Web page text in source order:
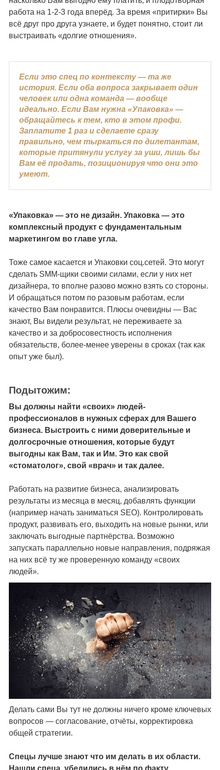
работа на 1-2-3 года вперёд. За время «притирки» Вы
всё друг про друга узнаете, и будет понятно, стоит ли
выстраивать «долгие отношения».
Если это спец по контексту — та же
история. Если оба вопроса закрывает один
человек или одна команда — вообще
идеально. Если Вам нужна «Упаковка» —
обращайтесь к тем, кто в этом профи.
Заплатите 1 раз и сделаете сразу
правильно, чем тыркаться по дилетантам,
которые притянули услугу за уши, лишь бы
Вам её продать, позиционируя что они это
умеют.
«Упаковка» — это не дизайн. Упаковка — это
комплексный продукт с фундаментальным
маркетингом во главе угла.
Тоже самое касается и Упаковки соц.сетей. Это могут
сделать SMM-щики своими силами, если у них нет
дизайнера, то вполне разово можно взять со стороны.
И обращаться потом по разовым работам, если
качество Вам понравится. Плюсы очевидны — Вас
знают, Вы видели результат, не переживаете за
качество и за добросовестность исполнения
обязательств, более-менее уверены в сроках (так как
опыт уже был).
Подытожим:
Вы должны найти «своих» людей-
профессионалов в нужных сферах для Вашего
бизнеса. Выстроить с ними доверительные и
долгосрочные отношения, которые будут
выгодны как Вам, так и Им. Это как свой
«стоматолог», свой «врач» и так далее.
Работать на развитие бизнеса, анализировать
результаты из месяца в месяц, добавлять функции
(например начать заниматься SEO). Контролировать
продукт, развивать его, выходить на новые рынки, или
заключать выгодные партнёрства. Возможно
запускать параллельно новые направления, подряжая
на них всё ту же проверенную команду «своих
людей».
Делать сами Вы тут не должны ничего кроме ключевых
вопросов — согласование, отчёты, корректировка
общей стратегии.
Спецы лучше знают что им делать в их области.